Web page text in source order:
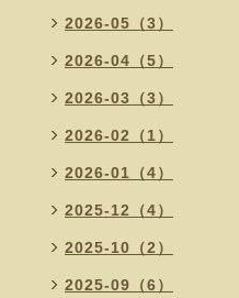
2026-05（3）
2026-04（5）
2026-03（3）
2026-02（1）
2026-01（4）
2025-12（4）
2025-10（2）
2025-09（6）